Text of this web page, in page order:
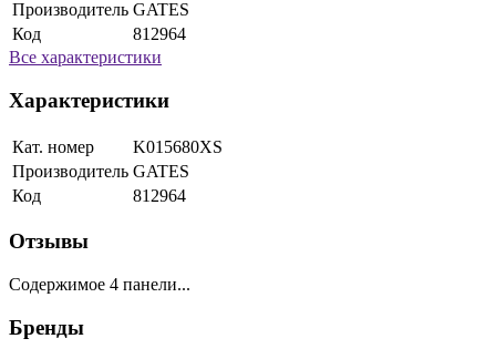
Производитель GATES
Код
812964
Все характеристики
Характеристики
Кат. номер
K015680XS
Производитель GATES
Код
812964
Отзывы
Содержимое 4 панели...
Бренды